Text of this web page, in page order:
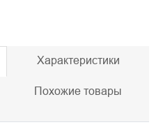
Характеристики
Похожие товары